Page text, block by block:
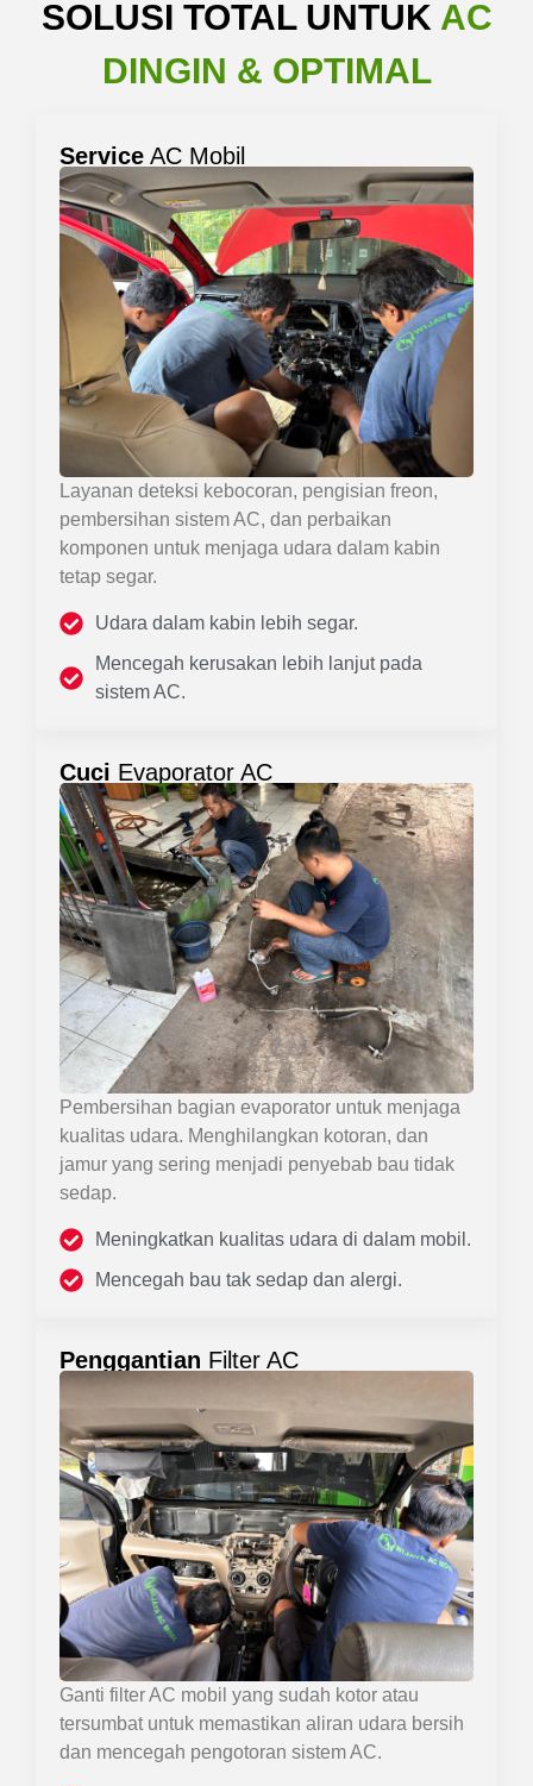
SOLUSI TOTAL UNTUK AC
DINGIN & OPTIMAL
Service AC Mobil
Layanan deteksi kebocoran, pengisian freon,
pembersihan sistem AC, dan perbaikan
komponen untuk menjaga udara dalam kabin
tetap segar.
Udara dalam kabin lebih segar.
Mencegah kerusakan lebih lanjut pada
sistem AC.
Cuci Evaporator AC
Pembersihan bagian evaporator untuk menjaga
kualitas udara. Menghilangkan kotoran, dan
jamur yang sering menjadi penyebab bau tidak
sedap.
Meningkatkan kualitas udara di dalam mobil.
Mencegah bau tak sedap dan alergi.
Penggantian Filter AC
Ganti filter AC mobil yang sudah kotor atau
tersumbat untuk memastikan aliran udara bersih
dan mencegah pengotoran sistem AC.